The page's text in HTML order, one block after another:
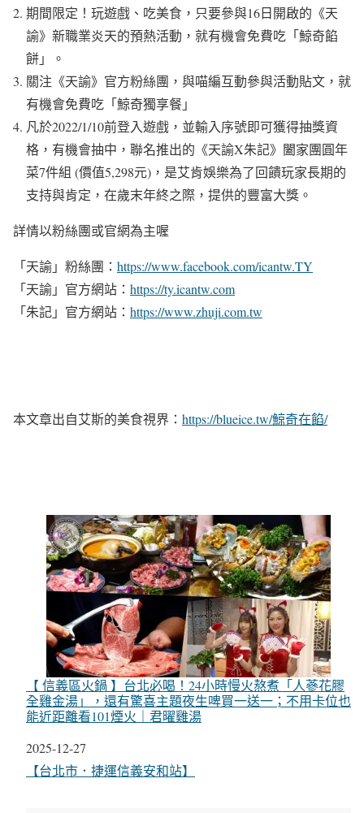
期間限定！玩遊戲、吃美食，只要參與16日開啟的《天
諭》新職業炎天的預熱活動，就有機會免費吃「鯨奇餡
餅」。
關注《天諭》官方粉絲團，與喵編互動參與活動貼文，就
有機會免費吃「鯨奇獨享餐」
凡於2022/1/10前登入遊戲，並輸入序號即可獲得抽獎資
格，有機會抽中，聯名推出的《天諭X朱記》闔家團圓年
菜7件組 (價值5,298元)，是艾肯娛樂為了回饋玩家長期的
支持與肯定，在歲末年終之際，提供的豐富大獎。
詳情以粉絲團或官網為主喔
「天諭」粉絲團： https://www.facebook.com/icantw.TY
「天諭」官方網站： https://ty.icantw.com
「朱記」官方網站： https://www.zhuji.com.tw
本文章出自艾斯的美食視界： https://blueice.tw/鯨奇在餡/
【 信義區火鍋 】台北必喝！24小時慢火熬煮「人蔘花膠
全雞金湯」，還有驚喜主題夜生啤買一送一；不用卡位也
能近距離看101煙火｜君曜雞湯
日期
2025-12-27
關於
【台北市．捷運信義安和站】